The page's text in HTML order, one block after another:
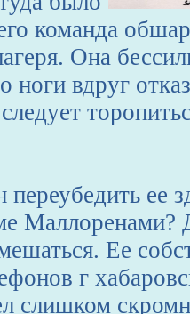
команда
Она
ноги вдруг
ее
Маллоренами?
Ее
г
слишком